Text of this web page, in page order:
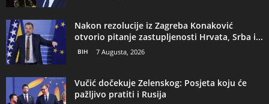
Nakon rezolucije iz Zagreba Konaković
otvorio pitanje zastupljenosti Hrvata, Srba i...
BIH 7 Augusta, 2026
Vučić dočekuje Zelenskog: Posjeta koju će
pažljivo pratiti i Rusija